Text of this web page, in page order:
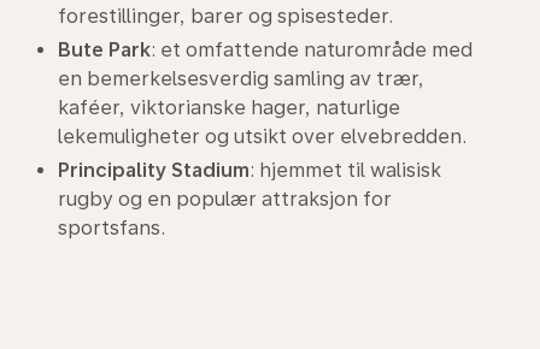
forestillinger, barer og spisesteder.
Bute Park: et omfattende naturområde med
en bemerkelsesverdig samling av trær,
kaféer, viktorianske hager, naturlige
lekemuligheter og utsikt over elvebredden.
Principality Stadium: hjemmet til walisisk
rugby og en populær attraksjon for
sportsfans.